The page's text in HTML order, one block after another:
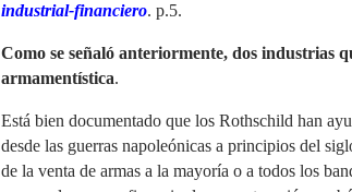
industrial-financiero. p.5.
Como se señaló anteriormente, dos industrias
armamentística.
Está bien documentado que los Rothschild han
desde las guerras napoleónicas a principios del
de la venta de armas a la mayoría o a todos los